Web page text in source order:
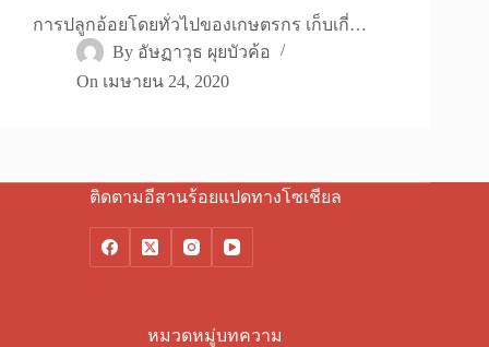
การปลูกอ้อยโดยทั่วไปของเกษตรกร เก็บเกี่…
By อัษฏาวุธ ผุยบัวค้อ
On เมษายน 24, 2020
ติดตามอีสานร้อยแปดทางโซเชียล
หมวดหมู่บทความ